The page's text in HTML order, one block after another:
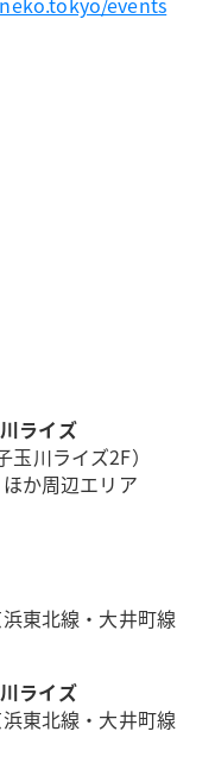
ライズ
玉川ライズ2F）
か周辺エリア
東北線・大井町線
ライズ
東北線・大井町線